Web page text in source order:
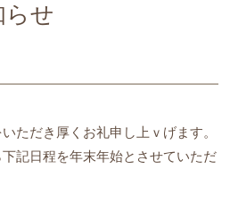
らせ
ただき厚くお礼申し上ｖげます。
記日程を年末年始とさせていただ